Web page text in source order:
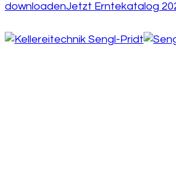
downloadenJetzt Erntekatalog